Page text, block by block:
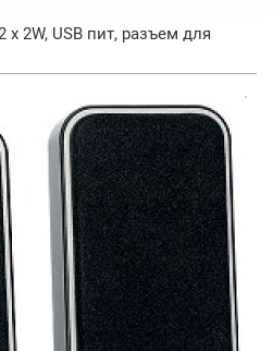
х 2W, USB пит, разъем для